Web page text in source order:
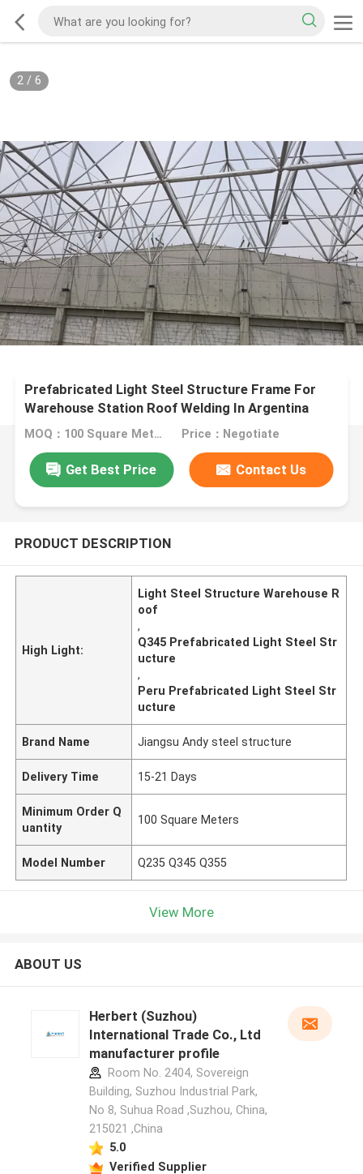
2/ 6
Prefabricated Light Steel Structure Frame For
Warehouse Station Roof Welding In Argentina
Projects Q235 Q345MOQ：100 Square Meters Price：Negotiate
Get Best Price Contact Us
PRODUCT DESCRIPTION
High Light:
Light Steel Structure Warehouse R
oof
,
Q345 Prefabricated Light Steel Str
ucture
,
Peru Prefabricated Light Steel Str
ucture
Brand Name Jiangsu Andy steel structure
Delivery Time 15-21 Days
Minimum Order Q
uantity
100 Square Meters
Model Number Q235 Q345 Q355
View More
ABOUT US
Herbert (Suzhou)
International Trade Co., Ltd
manufacturer profile
Room No. 2404, Sovereign
Building, Suzhou Industrial Park,
No 8, Suhua Road ,Suzhou, China,
215021 ,China
5.0
Verified Supplier